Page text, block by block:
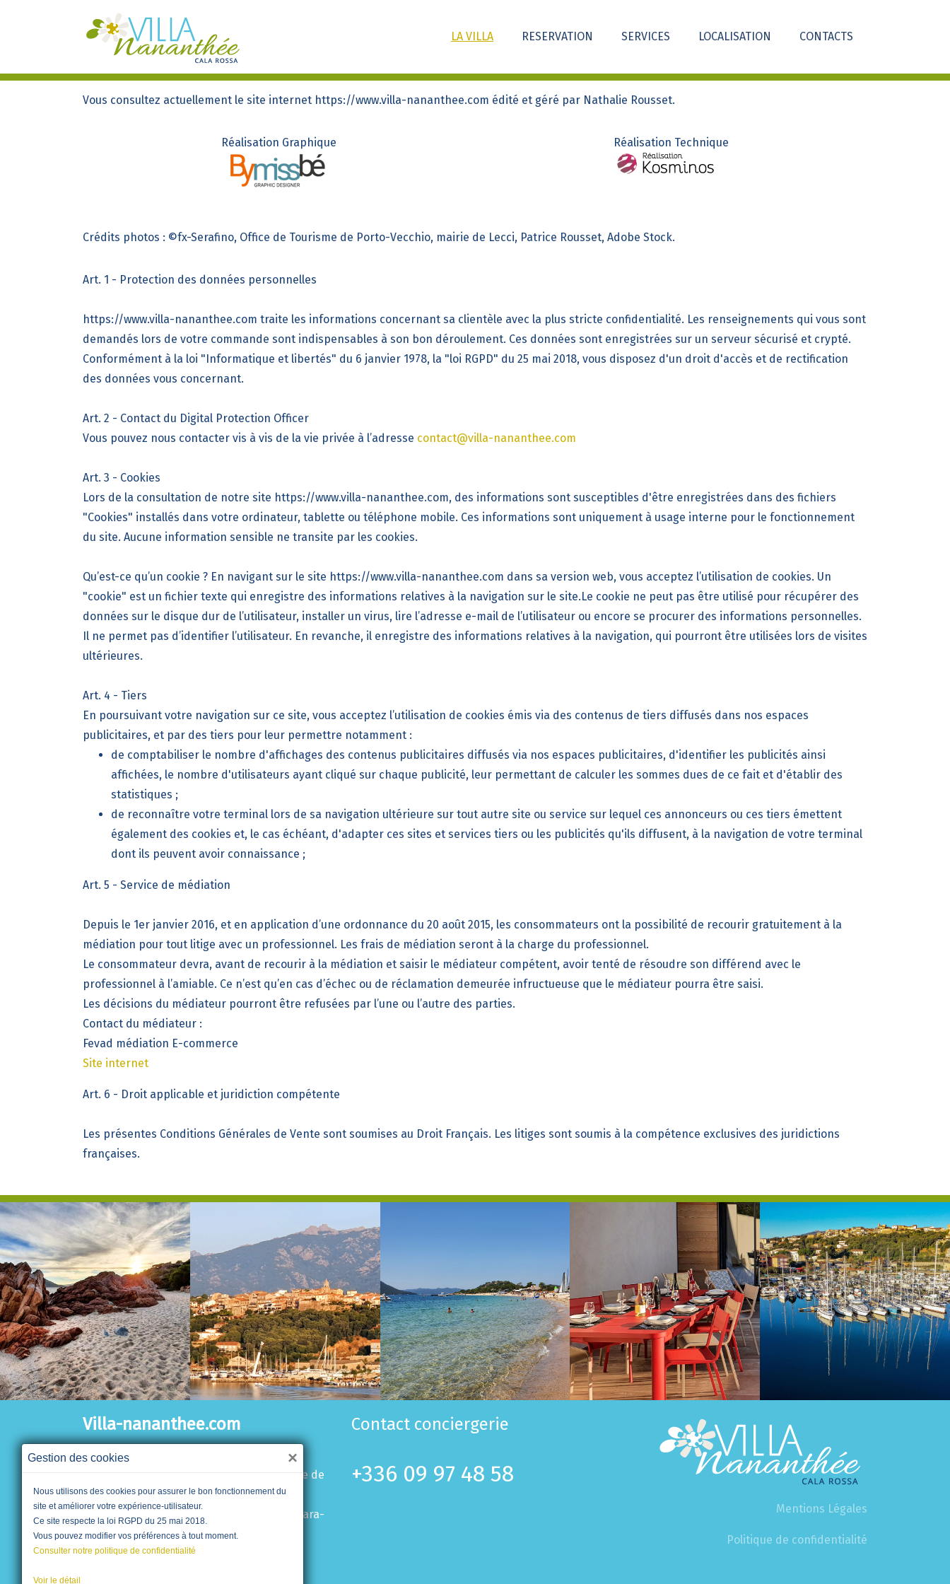
LA VILLA RESERVATION SERVICES LOCALISATION CONTACTS
Vous consultez actuellement le site internet https://www.villa-nananthee.com édité et géré par Nathalie Rousset.
Réalisation Graphique Réalisation Technique
Crédits photos : ©fx-Serafino, Office de Tourisme de Porto-Vecchio, mairie de Lecci, Patrice Rousset, Adobe Stock.
Art. 1 - Protection des données personnelles
https://www.villa-nananthee.com traite les informations concernant sa clientèle avec la plus stricte confidentialité. Les renseignements qui vous sont
demandés lors de votre commande sont indispensables à son bon déroulement. Ces données sont enregistrées sur un serveur sécurisé et crypté.
Conformément à la loi "Informatique et libertés" du 6 janvier 1978, la "loi RGPD" du 25 mai 2018, vous disposez d'un droit d'accès et de rectification
des données vous concernant.
Art. 2 - Contact du Digital Protection Officer
Vous pouvez nous contacter vis à vis de la vie privée à l’adresse contact@villa-nananthee.com
Art. 3 - Cookies
Lors de la consultation de notre site https://www.villa-nananthee.com, des informations sont susceptibles d'être enregistrées dans des fichiers
"Cookies" installés dans votre ordinateur, tablette ou téléphone mobile. Ces informations sont uniquement à usage interne pour le fonctionnement
du site. Aucune information sensible ne transite par les cookies.
Qu’est-ce qu’un cookie ? En navigant sur le site https://www.villa-nananthee.com dans sa version web, vous acceptez l’utilisation de cookies. Un
"cookie" est un fichier texte qui enregistre des informations relatives à la navigation sur le site.Le cookie ne peut pas être utilisé pour récupérer des
données sur le disque dur de l’utilisateur, installer un virus, lire l’adresse e-mail de l’utilisateur ou encore se procurer des informations personnelles.
Il ne permet pas d’identifier l’utilisateur. En revanche, il enregistre des informations relatives à la navigation, qui pourront être utilisées lors de visites
ultérieures.
Art. 4 - Tiers
En poursuivant votre navigation sur ce site, vous acceptez l’utilisation de cookies émis via des contenus de tiers diffusés dans nos espaces
publicitaires, et par des tiers pour leur permettre notamment :
de comptabiliser le nombre d'affichages des contenus publicitaires diffusés via nos espaces publicitaires, d'identifier les publicités ainsi
affichées, le nombre d'utilisateurs ayant cliqué sur chaque publicité, leur permettant de calculer les sommes dues de ce fait et d'établir des
statistiques ;
de reconnaître votre terminal lors de sa navigation ultérieure sur tout autre site ou service sur lequel ces annonceurs ou ces tiers émettent
également des cookies et, le cas échéant, d'adapter ces sites et services tiers ou les publicités qu'ils diffusent, à la navigation de votre terminal
dont ils peuvent avoir connaissance ;
Art. 5 - Service de médiation
Depuis le 1er janvier 2016, et en application d’une ordonnance du 20 août 2015, les consommateurs ont la possibilité de recourir gratuitement à la
médiation pour tout litige avec un professionnel. Les frais de médiation seront à la charge du professionnel.
Le consommateur devra, avant de recourir à la médiation et saisir le médiateur compétent, avoir tenté de résoudre son différend avec le
professionnel à l’amiable. Ce n’est qu’en cas d’échec ou de réclamation demeurée infructueuse que le médiateur pourra être saisi.
Les décisions du médiateur pourront être refusées par l’une ou l’autre des parties.
Contact du médiateur :
Fevad médiation E-commerce
Site internet
Art. 6 - Droit applicable et juridiction compétente
Les présentes Conditions Générales de Vente sont soumises au Droit Français. Les litiges sont soumis à la compétence exclusives des juridictions
françaises.
Villa-nananthee.com
Une villa tout confort au coeur de la pinède de
Cala Rossa à Porto-Vecchio. Les privilèges
d’une villa haut de gamme avec services para-
hôteliers pour plus de sérénité.
Contact conciergerie
+336 09 97 48 58
Mentions Légales
Politique de confidentialité
Gestion des cookies ×
Nous utilisons des cookies pour assurer le bon fonctionnement du
site et améliorer votre expérience-utilisateur.
Ce site respecte la loi RGPD du 25 mai 2018.
Vous pouvez modifier vos préférences à tout moment.
Consulter notre politique de confidentialité
Voir le détail